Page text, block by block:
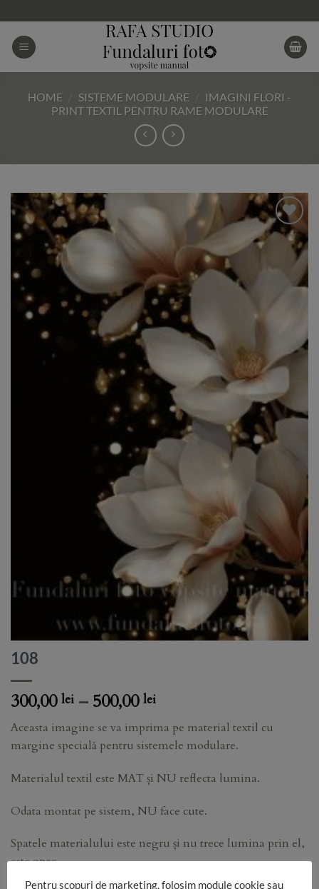
to
content
HOME SISTEME MODULARE
IMAGINI FLORI -
PRINT TEXTIL PENTRU RAME MODULARE
Add to
Wishlist
108
300,00 lei – 500,00 leiPrice
300,00 lei
through
500,00 lei
Aceasta imagine se va imprima pe material textil cu
margine specială pentru sistemele modulare.
Materialul textil este MAT și NU reflecta lumina.
Odata montat pe sistem, NU face cute.
Spatele materialului este negru și nu trece lumina prin el,
este opac.
Pentru scopuri de marketing, folosim module cookie sau